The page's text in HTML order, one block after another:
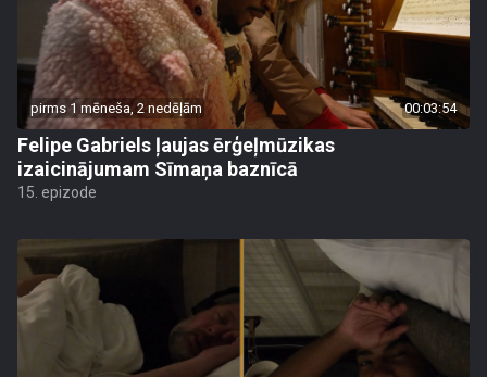
pirms 1 mēneša, 2 nedēļām 00:03:54
Felipe Gabriels ļaujas ērģeļmūzikas
izaicinājumam Sīmaņa baznīcā
15. epizode